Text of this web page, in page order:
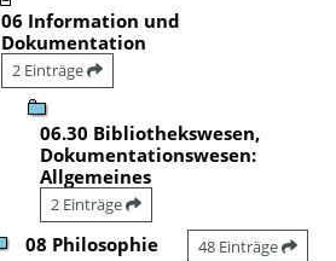
06 Information und
Dokumentation
2 Einträge
06.30 Bibliothekswesen,
Dokumentationswesen:
Allgemeines
2 Einträge
08 Philosophie 48 Einträge